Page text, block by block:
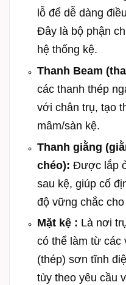
lỗ để dễ dàng
Đây là bộ phận
hệ thống kệ.
Thanh Beam
các thanh thép
với chân trụ, tạo
mâm/sàn kệ.
Thanh giằng
chéo): Được lắp
sau kệ, giúp cố
độ vững chắc
Mặt kệ : Là nơi
có thể làm từ các
(thép) sơn tĩnh
tùy theo yêu cầu